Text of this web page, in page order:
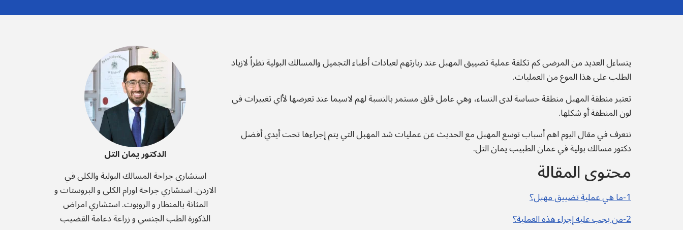
يتساءل العديد من المرضى كم تكلفة عملية تضييق المهبل عند زيارتهم لعيادات أطباء التجميل والمسالك البولية نظراً لازياد
الطلب على هذا الموع من العمليات.
تعتبر منطقة المهبل منطقة حساسة لدى النساء، وهي عامل قلق مستمر بالنسبة لهم لاسيما عند تعرضها لأاي تغييرات في
لون المنطقة أو شكلها.
نتعرف في مقال اليوم اهم أسباب توسع المهبل مع الحديث عن عمليات شد المهبل التي يتم إجراءها تحت أيدي أفضل
دكتور مسالك بولية في عمان الطبيب يمان التل.
محتوى المقالة
1-ما هي عملية تضييق مهبل؟
2-من يجب عليه إجراء هذه العملية؟
الدكتور يمان التل
استشاري جراحة المسالك البولية والكلى في
الاردن.استشاري جراحة اورام الكلى و البروستات و
المثانة بالمنظار و الروبوت.استشاري امراض
الذكورة الطب الجنسي و زراعة دعامة القضيب